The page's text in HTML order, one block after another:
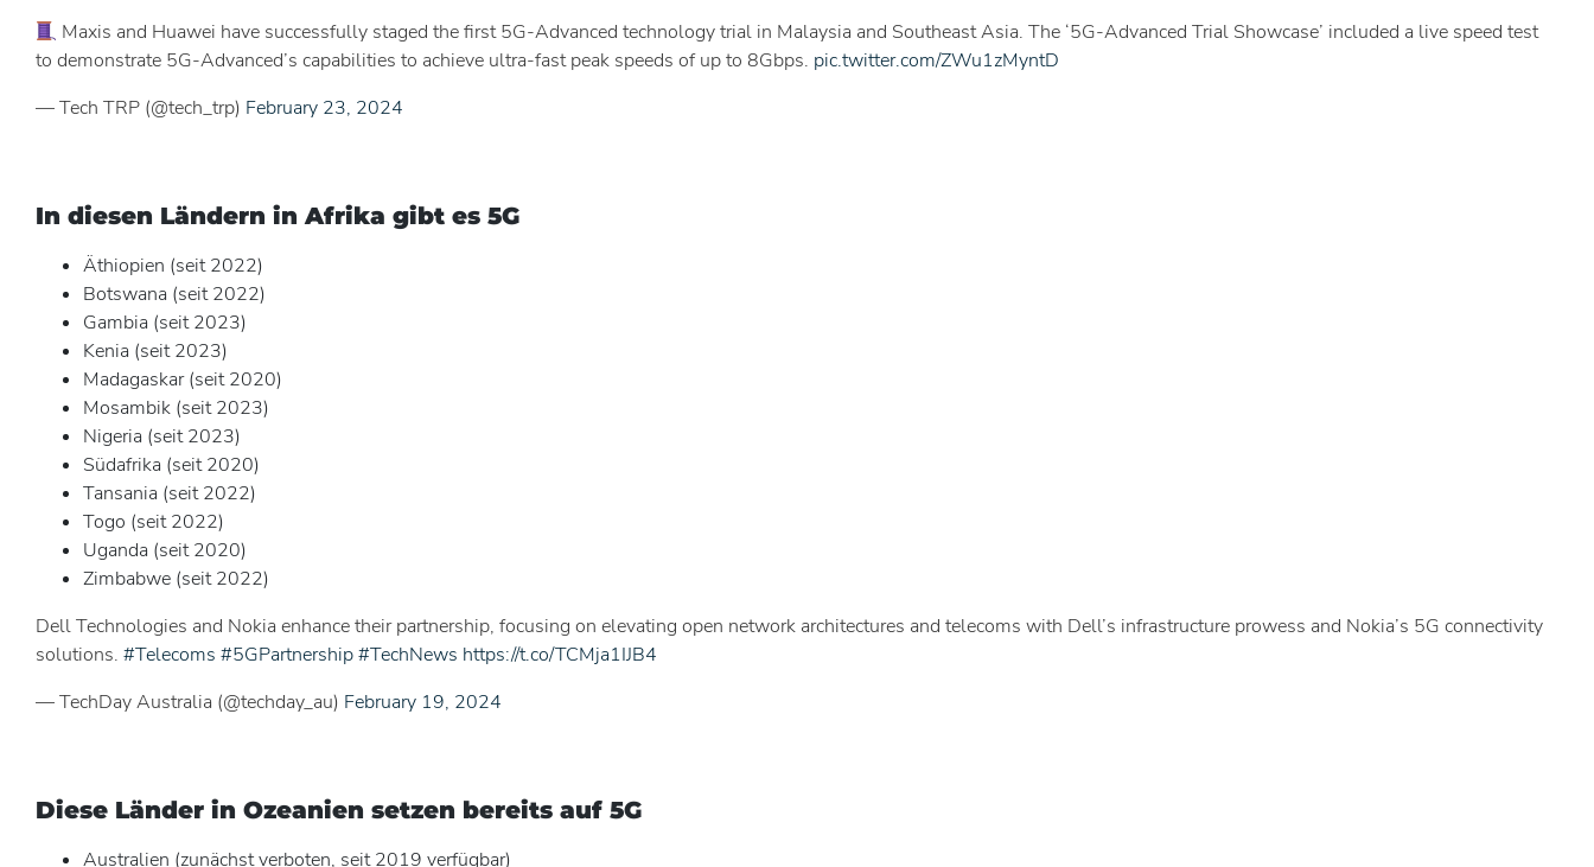
Maxis and Huawei have successfully staged the first 5G-Advanced technology trial in Malaysia and Southeast Asia. The ‘5G-Advanced Trial Showcase’ included a live speed test
to demonstrate 5G-Advanced’s capabilities to achieve ultra-fast peak speeds of up to 8Gbps. pic.twitter.com/ZWu1zMyntD
— Tech TRP (@tech_trp) February 23, 2024
In diesen Ländern in Afrika gibt es 5G
Äthiopien (seit 2022)
Botswana (seit 2022)
Gambia (seit 2023)
Kenia (seit 2023)
Madagaskar (seit 2020)
Mosambik (seit 2023)
Nigeria (seit 2023)
Südafrika (seit 2020)
Tansania (seit 2022)
Togo (seit 2022)
Uganda (seit 2020)
Zimbabwe (seit 2022)
Dell Technologies and Nokia enhance their partnership, focusing on elevating open network architectures and telecoms with Dell’s infrastructure prowess and Nokia’s 5G connectivity
solutions. #Telecoms #5GPartnership#TechNews https://t.co/TCMja1IJB4
— TechDay Australia (@techday_au) February 19, 2024
Diese Länder in Ozeanien setzen bereits auf 5G
Australien (zunächst verboten, seit 2019 verfügbar)